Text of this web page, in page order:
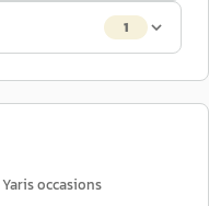
1
Yarisoccasions